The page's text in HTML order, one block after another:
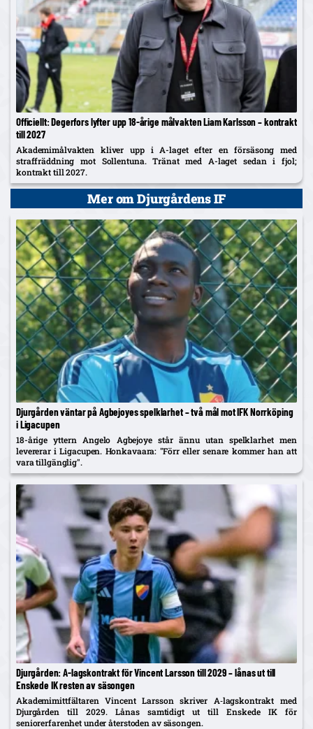
Officiellt: Degerfors lyfter upp 18-årige målvakten Liam Karlsson – kontrakt
till 2027
Akademimålvakten kliver upp i A-laget efter en försäsong med
straffräddning mot Sollentuna. Tränat med A-laget sedan i fjol;
kontrakt till 2027.
Mer om Djurgårdens IF
Djurgården väntar på Agbejoyes spelklarhet – två mål mot IFK Norrköping
i Ligacupen
18-årige yttern Angelo Agbejoye står ännu utan spelklarhet men
levererar i Ligacupen. Honkavaara: "Förr eller senare kommer han att
vara tillgänglig".
Djurgården: A‑lagskontrakt för Vincent Larsson till 2029 – lånas ut till
Enskede IK resten av säsongen
Akademimittfältaren Vincent Larsson skriver A‑lagskontrakt med
Djurgården till 2029. Lånas samtidigt ut till Enskede IK för
seniorerfarenhet under återstoden av säsongen.